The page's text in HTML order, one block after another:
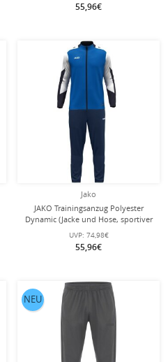
55,96€
Jako
JAKO Trainingsanzug Polyester
Dynamic (Jacke und Hose, sportiver
Schnitt) royalblau/weiss/marineblau
Kinder
UVP: 74,98€
55,96€
NEU